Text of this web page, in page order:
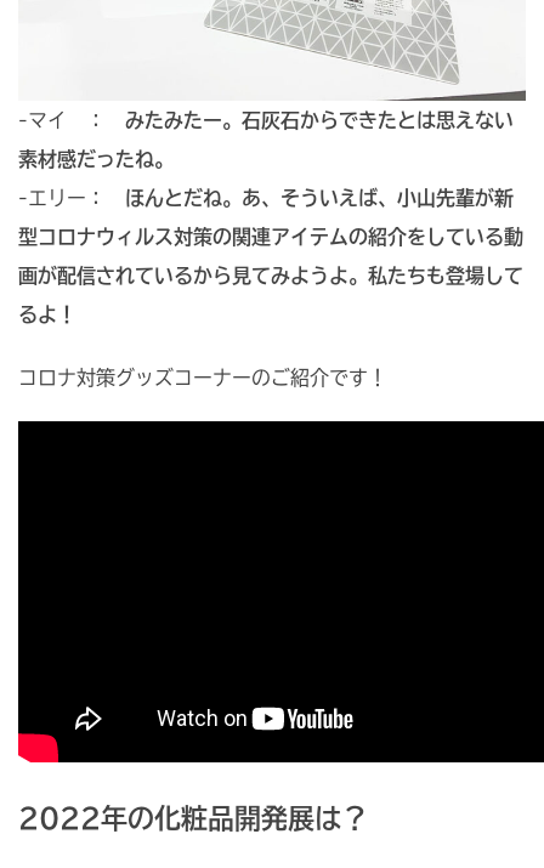
-マイ ： みたみたー。石灰石からできたとは思えない
素材感だったね。
-エリー： ほんとだね。あ、そういえば、小山先輩が新
型コロナウィルス対策の関連アイテムの紹介をしている動
画が配信されているから見てみようよ。私たちも登場して
るよ！
コロナ対策グッズコーナーのご紹介です！
2022年の化粧品開発展は？